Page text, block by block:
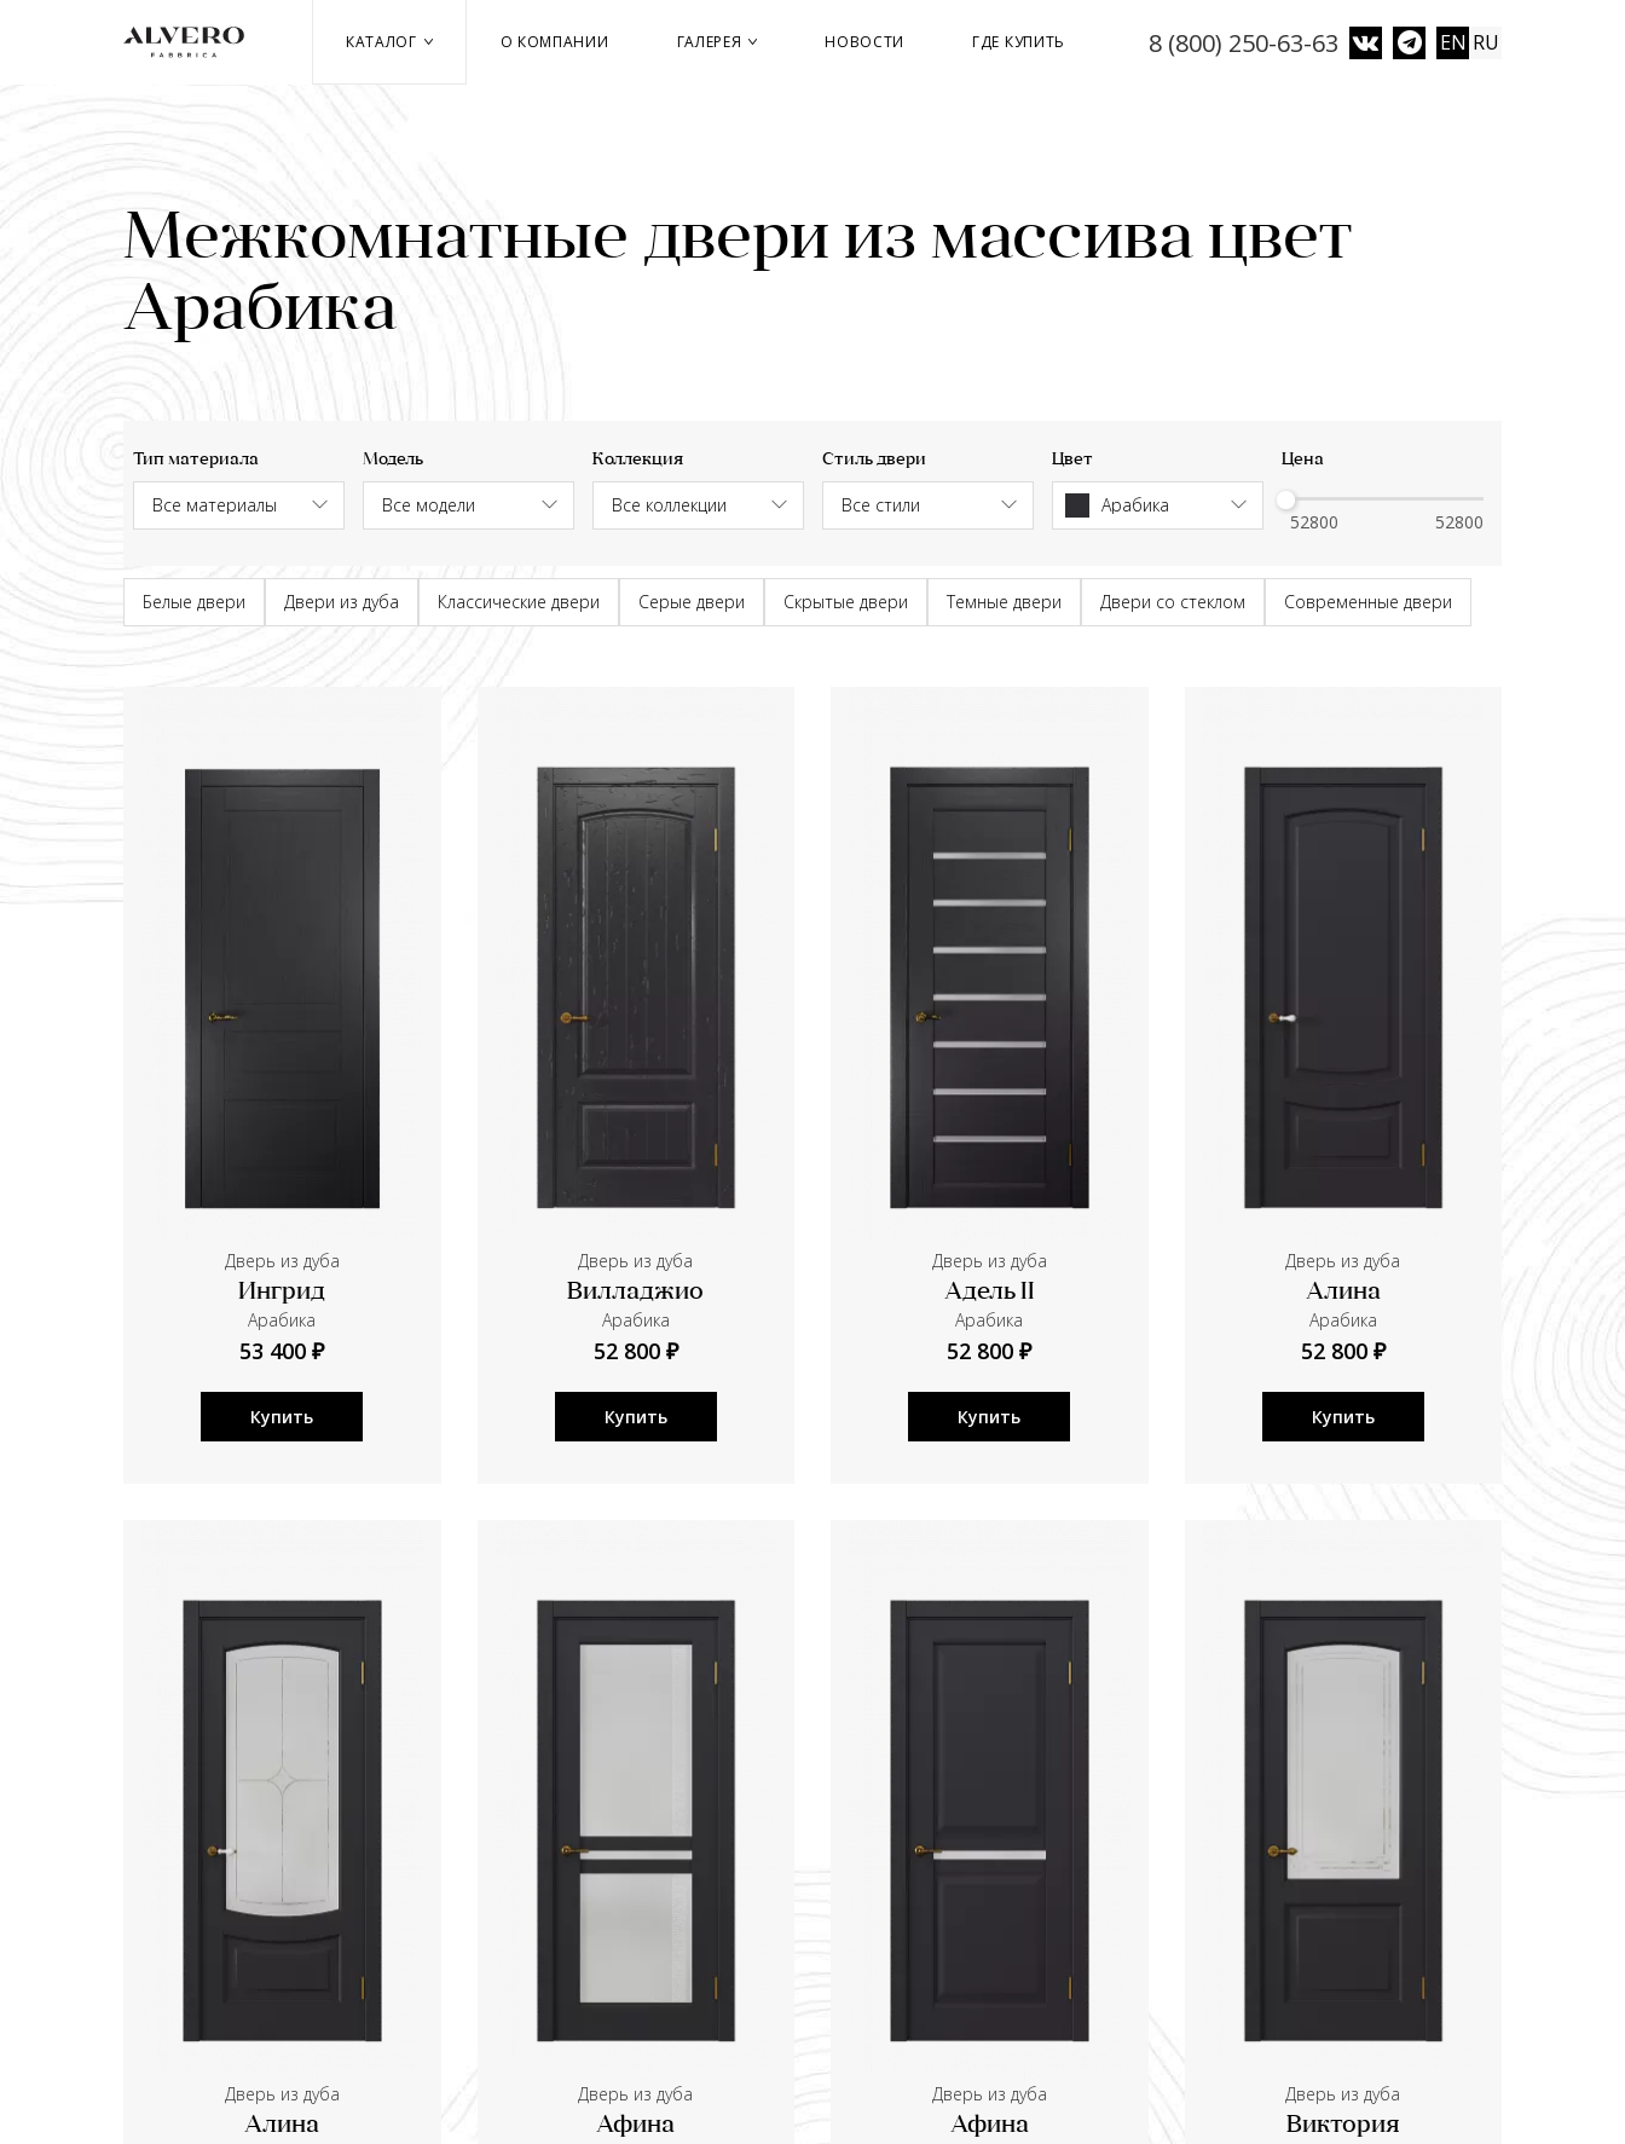
8 (800) 250-63-63 EN RU
КАТАЛОГ О КОМПАНИИ ГАЛЕРЕЯ НОВОСТИ ГДЕ КУПИТЬ
Межкомнатные двери из массива цвет
Aрабика
Тип материала Модель Коллекция Стиль двери Цвет
Aрабика
Цена
Белые двери Двери из дуба Классические двери Серые двери Скрытые двери Темные двери Двери со стеклом Современные двери
Дверь из дуба
Ингрид
Aрабика
53 400 ₽
Купить
Дверь из дуба
Вилладжио
Aрабика
52 800 ₽
Купить
Дверь из дуба
Адель II
Aрабика
52 800 ₽
Купить
Дверь из дуба
Алина
Aрабика
52 800 ₽
Купить
Дверь из дуба
Алина
Дверь из дуба
Афина
Дверь из дуба
Афина
Дверь из дуба
Виктория